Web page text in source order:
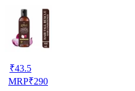
₹43.5
MRP₹290